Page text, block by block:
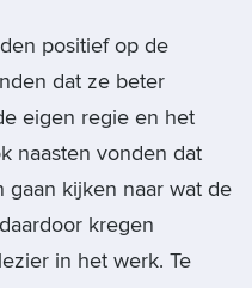
positief op de
dat ze beter
eigen regie en het
naasten vonden dat
kijken naar wat de
kregen
in het werk. Te